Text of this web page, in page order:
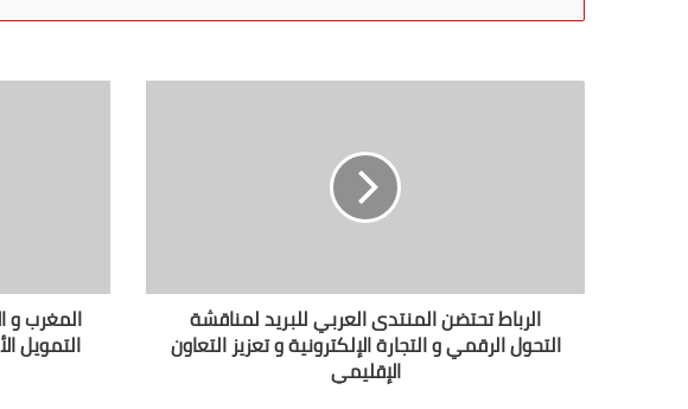
ك
يالرباط تحتضن المنتدى العربي للبريد لمناقشة
التحول الرقمي و التجارة الإلكترونية و تعزيز التعاون
الإقليمي
المغرب و
التمويل